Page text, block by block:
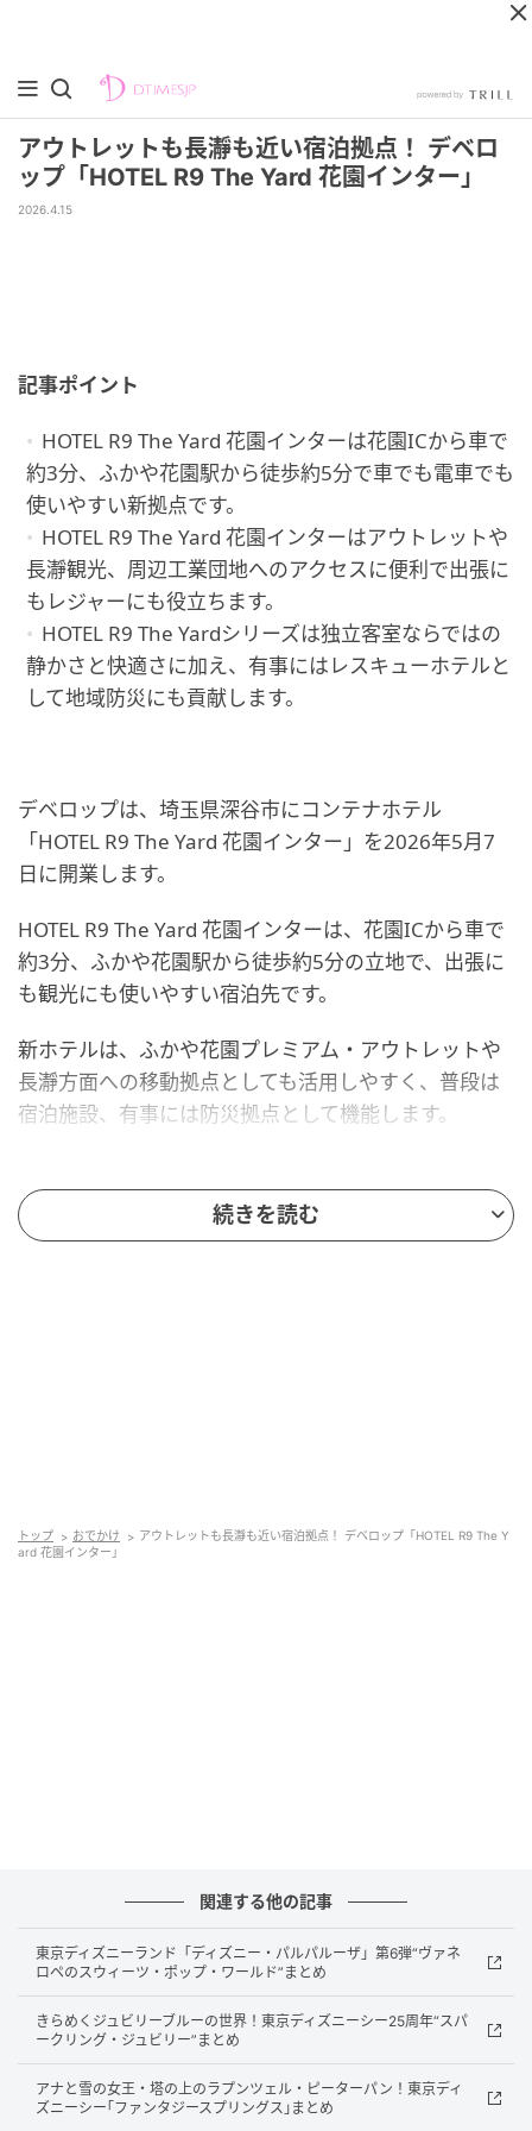
アウトレットも長瀞も近い宿泊拠点！ デベロ
ップ「HOTEL R9 The Yard 花園インター」
2026.4.15
記事ポイント
HOTEL R9 The Yard 花園インターは花園ICから車で
約3分、ふかや花園駅から徒歩約5分で車でも電車でも
使いやすい新拠点です。
HOTEL R9 The Yard 花園インターはアウトレットや
長瀞観光、周辺工業団地へのアクセスに便利で出張に
もレジャーにも役立ちます。
HOTEL R9 The Yardシリーズは独立客室ならではの
静かさと快適さに加え、有事にはレスキューホテルと
して地域防災にも貢献します。
デベロップは、埼玉県深谷市にコンテナホテル
「HOTEL R9 The Yard 花園インター」を2026年5月7
日に開業します。
HOTEL R9 The Yard 花園インターは、花園ICから車で
約3分、ふかや花園駅から徒歩約5分の立地で、出張に
も観光にも使いやすい宿泊先です。
新ホテルは、ふかや花園プレミアム・アウトレットや
長瀞方面への移動拠点としても活用しやすく、普段は
宿泊施設、有事には防災拠点として機能します。
デベロップ「HOTEL R9 The Yard 花園インタ
予約受付開始日：2026年4月30日15:00
アクセス：関越自動車道「花園IC」より車で約3
分、秩父鉄道「ふかや花園駅」より徒歩約5分
駐車場：無料駐車場あり
駐車台数：普通車・軽自動車48台
客室数：49室
客室構成：ダブルルーム44室、ツインルーム5室
続きを読む
トップ おでかけ
アウトレットも長瀞も近い宿泊拠点！ デベロップ「HOTEL R9 The Y
ard 花園インター」
関連する他の記事
東京ディズニーランド「ディズニー・パルパルーザ」第6弾“ヴァネ
ロペのスウィーツ・ポップ・ワールド”まとめ
きらめくジュビリーブルーの世界！東京ディズニーシー25周年“スパ
ークリング・ジュビリー”まとめ
アナと雪の女王・塔の上のラプンツェル・ピーターパン！東京ディ
ズニーシー｢ファンタジースプリングス｣まとめ